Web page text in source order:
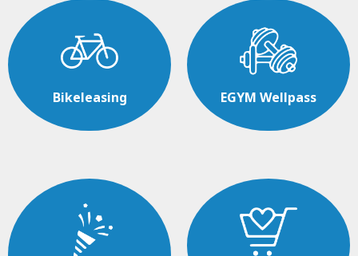
Bikeleasing EGYM Wellpass